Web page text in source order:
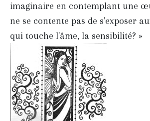
imaginaire en contemplant une
ne se contente pas de s'exposer
qui touche l'âme, la sensibilité? »